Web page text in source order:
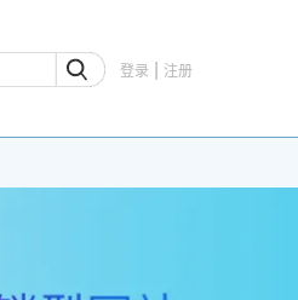
登录 注册